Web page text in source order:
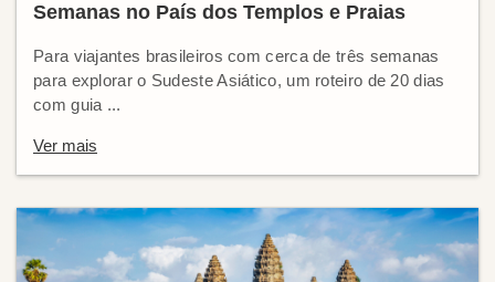
Semanas no País dos Templos e Praias
Para viajantes brasileiros com cerca de três semanas
para explorar o Sudeste Asiático, um roteiro de 20 dias
com guia ...
Ver mais